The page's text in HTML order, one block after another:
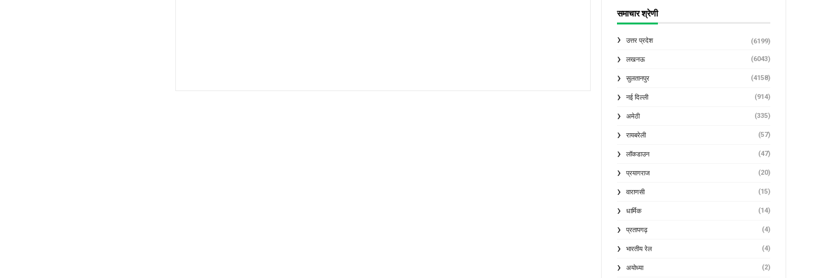
समाचार श्रेणी
उत्तर प्रदेश (6199)
लखनऊ (6043)
सुलतानपुर (4158)
नई दिल्ली (914)
अमेठी (335)
रायबरेली (57)
लॉकडाउन (47)
प्रयागराज (20)
वाराणसी (15)
धार्मिक (14)
प्रतापगढ़ (4)
भारतीय रेल (4)
अयोध्या (2)